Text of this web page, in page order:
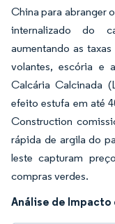
China para abranger
internalizado do
aumentando as
volantes, escória e
Calcária Calcinada
efeito estufa em até
Construction
rápida de argila do
leste capturam
compras verdes.
Análise de Impacto